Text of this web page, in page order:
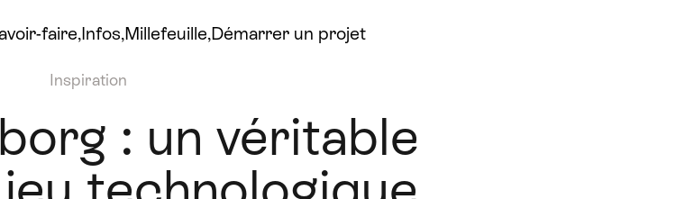
faire Infos Millefeuille Démarrer un projet
Inspiration
: un véritable